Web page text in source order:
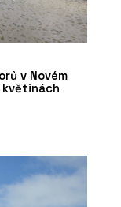
v Novém
květinách